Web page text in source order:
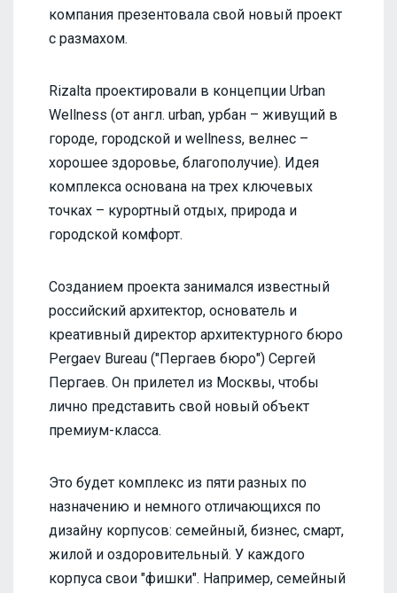
компания презентовала свой новый проект
с размахом.
Rizalta проектировали в концепции Urban
Wellness (от англ. urban, урбан – живущий в
городе, городской и wellness, велнес –
хорошее здоровье, благополучие). Идея
комплекса основана на трех ключевых
точках – курортный отдых, природа и
городской комфорт.
Созданием проекта занимался известный
российский архитектор, основатель и
креативный директор архитектурного бюро
Pergaev Bureau ("Пергаев бюро") Сергей
Пергаев. Он прилетел из Москвы, чтобы
лично представить свой новый объект
премиум-класса.
Это будет комплекс из пяти разных по
назначению и немного отличающихся по
дизайну корпусов: семейный, бизнес, смарт,
жилой и оздоровительный. У каждого
корпуса свои "фишки". Например, семейный